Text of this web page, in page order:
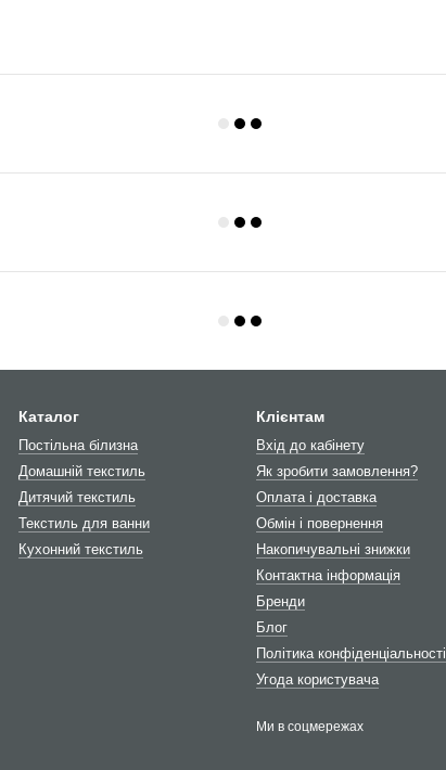
Каталог
Постільна білизна
Домашній текстиль
Дитячий текстиль
Текстиль для ванни
Кухонний текстиль
Клієнтам
Вхід до кабінету
Як зробити замовлення?
Оплата і доставка
Обмін і повернення
Накопичувальні знижки
Контактна інформація
Бренди
Блог
Політика конфіденціальності
Угода користувача
Ми в соцмережах